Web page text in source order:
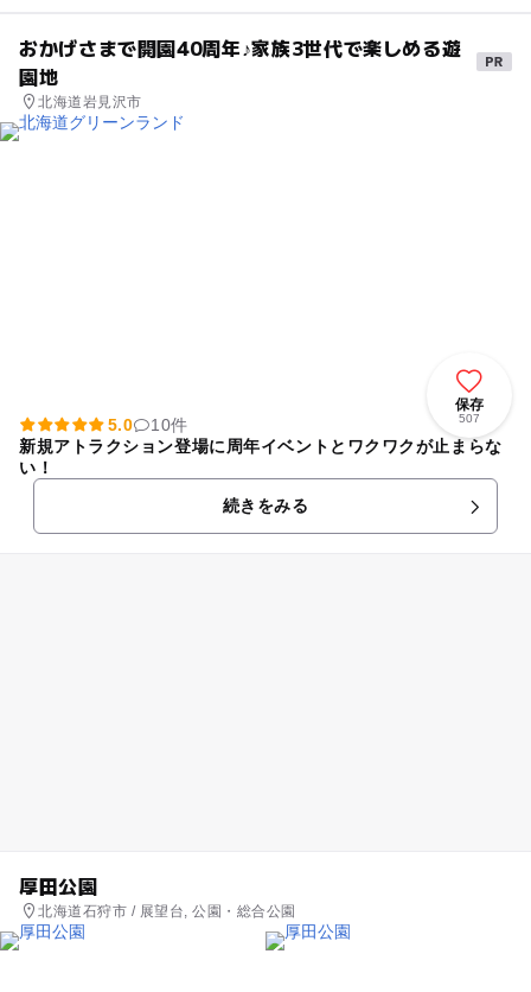
おかげさまで開園40周年♪家族3世代で楽しめる遊
園地
北海道岩見沢市
保存
507
5.0
10件
新規アトラクション登場に周年イベントとワクワクが止まらな
い！
続きをみる
厚田公園
北海道石狩市 / 展望台, 公園・総合公園